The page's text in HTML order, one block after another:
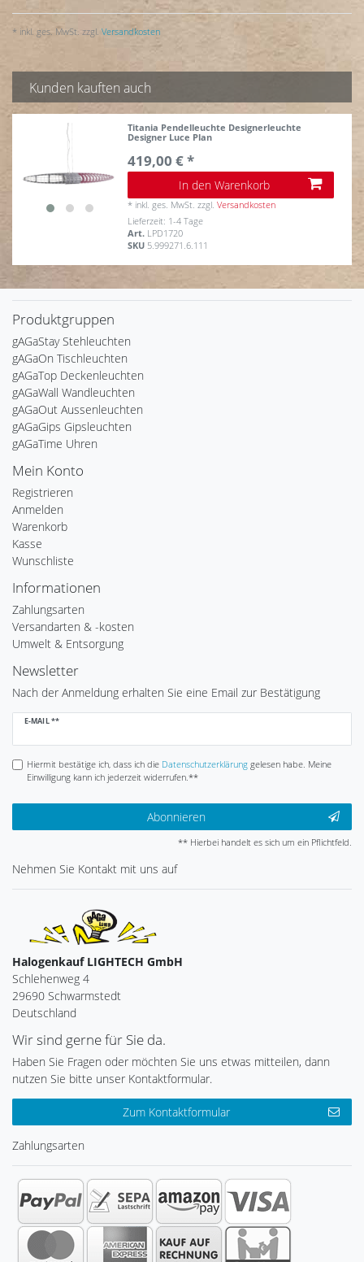
* inkl. ges. MwSt. zzgl. Versandkosten
Kunden kauften auch
Titania Pendelleuchte Designerleuchte
Designer Luce Plan
419,00 € *
In den Warenkorb
* inkl. ges. MwSt. zzgl.Versandkosten
Lieferzeit: 1-4 Tage
Art. LPD1720
SKU 5.999271.6.111
Produktgruppen
gAGaStay Stehleuchten
gAGaOn Tischleuchten
gAGaTop Deckenleuchten
gAGaWall Wandleuchten
gAGaOut Aussenleuchten
gAGaGips Gipsleuchten
gAGaTime Uhren
Mein Konto
Registrieren
Anmelden
Warenkorb
Kasse
Wunschliste
Informationen
Zahlungsarten
Versandarten & -kosten
Umwelt & Entsorgung
Newsletter
Nach der Anmeldung erhalten Sie eine Email zur Bestätigung
E-MAIL **
Newsletter
Hiermit bestätige ich, dass ich die Daten­schutz­erklärunggelesen habe. Meine
Einwilligung kann ich jederzeit widerrufen.**
Abonnieren
** Hierbei handelt es sich um ein Pflichtfeld.
Nehmen Sie Kontakt mit uns auf
Halogenkauf LIGHTECH GmbH
Schlehenweg 4
29690 Schwarmstedt
Deutschland
Wir sind gerne für Sie da.
Haben Sie Fragen oder möchten Sie uns etwas mitteilen, dann
nutzen Sie bitte unser Kontaktformular.
Zum Kontaktformular
Zahlungsarten